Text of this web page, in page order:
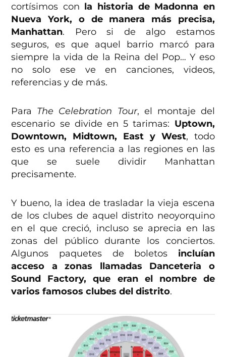
cortísimos con la historia de Madonna en
Nueva York, o de manera más precisa,
Manhattan. Pero si de algo estamos
seguros, es que aquel barrio marcó para
siempre la vida de la Reina del Pop… Y eso
no solo ese ve en canciones, videos,
referencias y de más.
Para The Celebration Tour, el montaje del
escenario se divide en 5 tarimas: Uptown,
Downtown, Midtown, East y West, todo
esto es una referencia a las regiones en las
que se suele dividir Manhattan
precisamente.
Y bueno, la idea de trasladar la vieja escena
de los clubes de aquel distrito neoyorquino
en el que creció, incluso se aprecia en las
zonas del público durante los conciertos.
Algunos paquetes de boletos incluían
acceso a zonas llamadas Danceteria o
Sound Factory, que eran el nombre de
varios famosos clubes del distrito.